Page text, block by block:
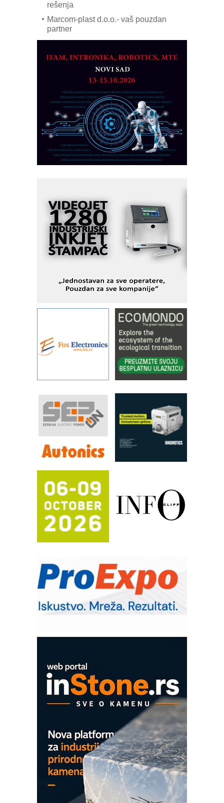
rešenja
Marcom-plast d.o.o.- vaš pouzdan
partner
obradu!
Razvoj asortimanskog pravca MINI-
PLC AKYTEC
AUKOM: Svetski standard metrologije
dostupan u Srbiji
MOTOMAN – NEXT-Robotika vođena
veštačkom inteligencijom
I.SAFE MOBILE revolucioniše
industrijsku automatizaciju
pionirskimmobile operator PANEL-OM
KIP KOP – napredna rešenja za
savremene industrijske i logističke
objekte
Alba d.o.o. – 35 godina preciznosti u
metrologiji i pametnim dozirnim
rešenjima
STAUFF – Komponente koje
sistema
YAMADA pumpe – japanska
pouzdanost u transferu fluida
Filtration Group Industrial – Napredna
rešenja za filtraciju u hidrauličkim i
procesnim sistemima
Art Utopia Studio – vizuelne priče
RILINEX kompanije Rittal
FANUC: Najbolje za vašu pametnu
automatizaciju
Efikasno upravljanje energijom
Automatizacija pakovanja · Display
Proizvodnja iC7 Hybrid 1500 VDC
mrežnog pretvarača sa tečnim
hlađenjem
Potpuna efikasnost bez složenih
sistema
IB BLUMENAUER - više od 40 godina
poverenja u industriji
RMQ-TITAN ADVANCED INDICATOR
– Pametna signalizacija za efikasnije
upravljanje mašinama
EVOKS Maintenance Management
ROSA i SCHUNK podižu proizvodnju
na viši nivo
Detekcija različitih oblika
MAREX - Lim i mašine za savremena